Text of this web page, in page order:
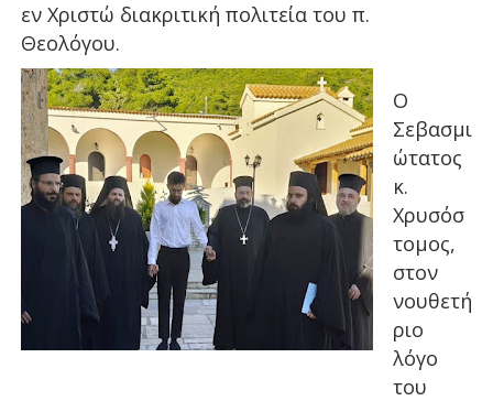
εν Χριστώ διακριτική πολιτεία του π.
Θεολόγου.
Ο
Σεβασμι
ώτατος
κ.
Χρυσόσ
τομος,
στον
νουθετή
ριο
λόγο
του